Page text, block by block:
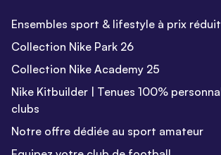
Ensembles sport & lifestyle à prix réduit
Collection Nike Park 26
Collection Nike Academy 25
Nike Kitbuilder | Tenues 100%
clubs
Notre offre dédiée au sport amateur